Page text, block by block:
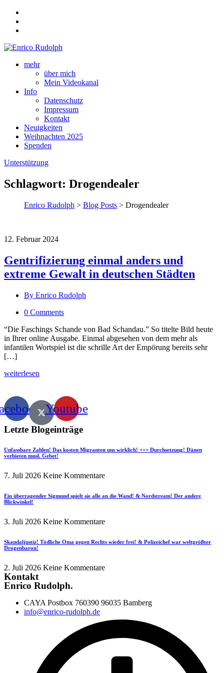
mehr
über mich
Mein Videokanal
Info
Datenschutz
Impressum
Kontakt
Neuigkeiten
Weihnachten 2025
Spenden
Unterstützung
Schlagwort: Drogendealer
Enrico Rudolph > Blog Posts > Drogendealer
12. Februar 2024
Gentrifizierung einmal anders und
extreme Gewalt in deutschen Städten
By Enrico Rudolph
0 Comments
“Die Faschings Schande von Bad Schandau.” So titelte Bild heute
in Ihrer online Ausgabe. Einmal abgesehen von dem mehr als
infantilen Wortspiel ist die schrille Art der Empörung bereits sehr
[…]
weiterlesen
Youtube
Letzte Blogeinträge
Unfassbare Zahlen! Das kosten Migranten uns wirklich! +++ Durchsetzung! Dänen
verbieten musl. Gebet!
7. Juli 2026 Keine Kommentare
Ein überragender Sigmund spielt sie alle an die Wand! & Nordstream! Der andere
Blickwinkel!
3. Juli 2026 Keine Kommentare
Skandaljustiz! Tödliche Oma gegen Rechts wieder frei! & Polizeichef war weltgrößter
Drogenbaron!
2. Juli 2026 Keine Kommentare
Kontakt
Enrico Rudolph.
CAYA Postbox 760390 96035 Bamberg
info@enrico-rudolph.de